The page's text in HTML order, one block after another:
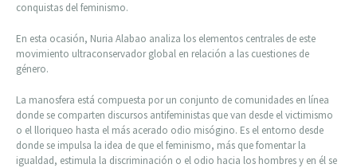
conquistas del feminismo.
En esta ocasión, Nuria Alabao analiza los elementos centrales de este
movimiento ultraconservador global en relación a las cuestiones de
género.
La manosfera está compuesta por un conjunto de comunidades en línea
donde se comparten discursos antifeministas que van desde el victimismo
o el lloriqueo hasta el más acerado odio misógino. Es el entorno desde
donde se impulsa la idea de que el feminismo, más que fomentar la
igualdad, estimula la discriminación o el odio hacia los hombres y en él se